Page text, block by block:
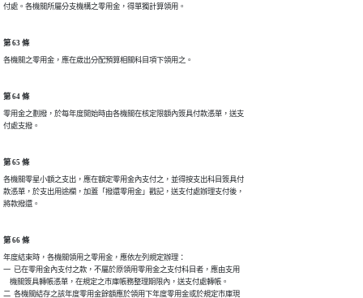
付處。各機關所屬分支機構之零用金，得單獨計算領用。
第 63 條
各機關之零用金，應在歲出分配預算相關科目項下領用之。
第 64 條
零用金之劃撥，於每年度開始時由各機關在核定限額內簽具付款憑單，送支
付處支撥。
第 65 條
各機關零星小額之支出，應在額定零用金內支付之，並得按支出科目簽具付
款憑單，於支出用途欄，加蓋「撥還零用金」戳記，送支付處辦理支付後，
將款撥還。
第 66 條
年度結束時，各機關領用之零用金，應依左列規定辦理：
一  已在零用金內支付之款，不屬於原領用零用金之支付科目者，應由支用
    機關簽具轉帳憑單，在規定之市庫帳務整理期限內，送支付處轉帳。
二  各機關結存之該年度零用金餘額應於領用下年度零用金或於規定市庫現